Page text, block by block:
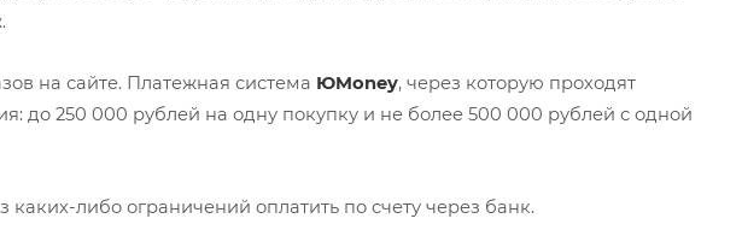
на сайте. Платежная система ЮMoney, через которую проходят
до 250 000 рублей на одну покупку и не более 500 000 рублей с одной
либо ограничений оплатить по счету через банк.